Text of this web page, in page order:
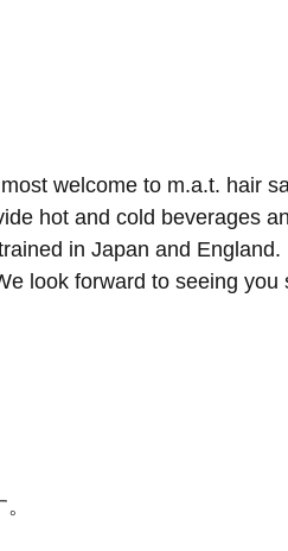
welcome to m.a.t. hair
hot and cold beverages
in Japan and England.
look forward to seeing you